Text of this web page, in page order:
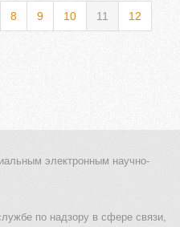
8 9 10 11 12
электронным научно-
по надзору в сфере связи,